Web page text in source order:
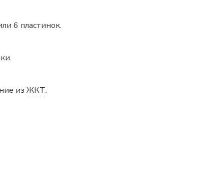
6 пластинок.
из ЖКТ.